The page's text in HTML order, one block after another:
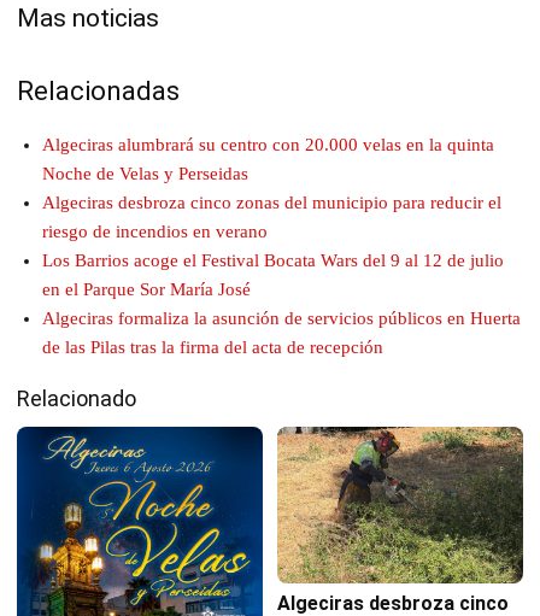
Mas noticias
Relacionadas
Algeciras alumbrará su centro con 20.000 velas en la quinta
Noche de Velas y Perseidas
Algeciras desbroza cinco zonas del municipio para reducir el
riesgo de incendios en verano
Los Barrios acoge el Festival Bocata Wars del 9 al 12 de julio
en el Parque Sor María José
Algeciras formaliza la asunción de servicios públicos en Huerta
de las Pilas tras la firma del acta de recepción
Relacionado
Algeciras desbroza cinco